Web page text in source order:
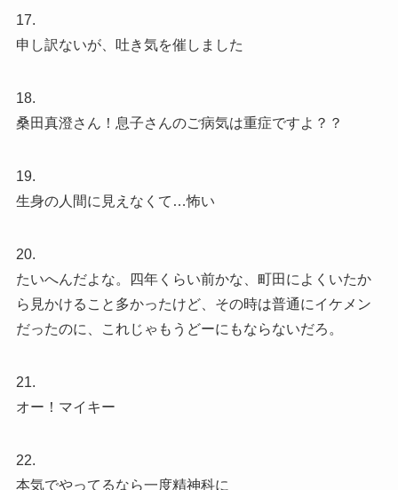
17.
申し訳ないが、吐き気を催しました
18.
桑田真澄さん！息子さんのご病気は重症ですよ？？
19.
生身の人間に見えなくて…怖い
20.
たいへんだよな。四年くらい前かな、町田によくいたか
ら見かけること多かったけど、その時は普通にイケメン
だったのに、これじゃもうどーにもならないだろ。
21.
オー！マイキー
22.
本気でやってるなら一度精神科に